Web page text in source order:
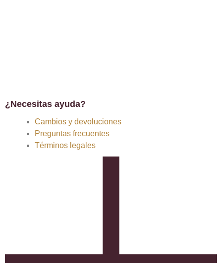
¿Necesitas ayuda?
Cambios y devoluciones
Preguntas frecuentes
Términos legales